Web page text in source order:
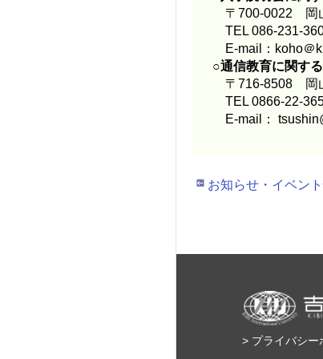
〒700-0022 岡
TEL 086-231-
E-mail：koho＠
○通信教育に関す
〒716-8508 岡
TEL 0866-22-
E-mail：
お知らせ・イベン
> プライバシー